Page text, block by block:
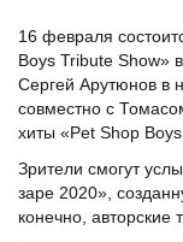
16 февраля
Boys Tribute Show»
Сергей Арутюнов в
совместно с
хиты «Pet Shop
Зрители смогут
заре 2020»,
конечно, авторские